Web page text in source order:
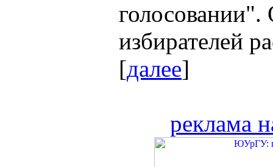
голосовании".
избирателей
[далее]
реклама